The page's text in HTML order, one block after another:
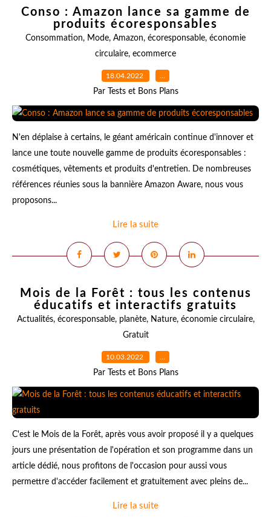
Conso : Amazon lance sa gamme de
produits écoresponsables
Consommation, Mode, Amazon, écoresponsable, économie
circulaire, ecommerce
18.04.2022 …
Par Tests et Bons Plans
N'en déplaise à certains, le géant américain continue d'innover et
lance une toute nouvelle gamme de produits écoresponsables :
cosmétiques, vêtements et produits d'entretien. De nombreuses
références réunies sous la bannière Amazon Aware, nous vous
proposons...
Lire la suite
Mois de la Forêt : tous les contenus
éducatifs et interactifs gratuits
Actualités, écoresponsable, planète, Nature, économie circulaire,
Gratuit
10.03.2022 …
Par Tests et Bons Plans
C'est le Mois de la Forêt, après vous avoir proposé il y a quelques
jours une présentation de l'opération et son programme dans un
article dédié, nous profitons de l'occasion pour aussi vous
permettre d'accéder facilement et gratuitement avec pleins de...
Lire la suite